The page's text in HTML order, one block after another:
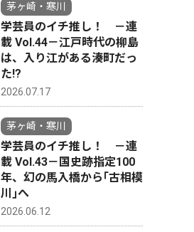
茅ヶ崎・寒川
学芸員のイチ推し！ －連
載 Vol.44－江戸時代の柳島
は、入り江がある湊町だっ
た!?
2026.07.17
茅ヶ崎・寒川
学芸員のイチ推し！ －連
載 Vol.43－国史跡指定100
年、幻の馬入橋から｢古相模
川｣へ
2026.06.12